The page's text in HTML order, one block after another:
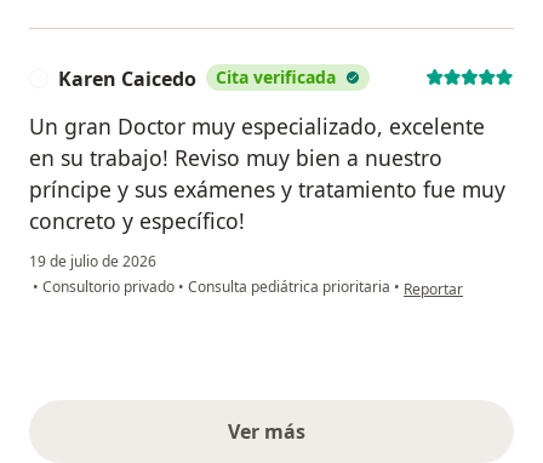
Karen Caicedo Cita verificada
Un gran Doctor muy especializado, excelente
en su trabajo! Reviso muy bien a nuestro
príncipe y sus exámenes y tratamiento fue muy
concreto y específico!
19 de julio de 2026
• Consultorio privado • Consulta pediátrica prioritaria • en opinión del
Reportar
Ver másopiniones anteriores